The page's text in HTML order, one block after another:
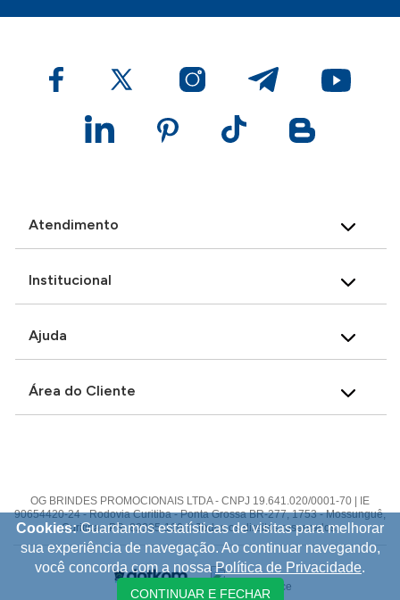
Atendimento
Institucional
Ajuda
Área do Cliente
OG BRINDES PROMOCIONAIS LTDA - CNPJ 19.641.020/0001-70 | IE
90654420-24 - Rodovia Curitiba - Ponta Grossa BR-277, 1753 - Mossunguê,
Curitiba - PR, 82305-100 © Todos os direitos reservados.
Cookies:Guardamos estatísticas de visitas para melhorar
sua experiência de navegação. Ao continuar navegando,
você concorda com a nossaPolítica de Privacidade.
CONTINUAR E FECHAR